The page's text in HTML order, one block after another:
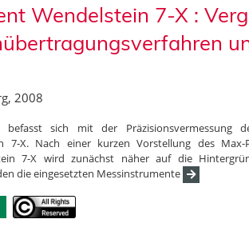
Wendelstein 7-X :
2008
befasst sich mit der Präzisionsvermessung
7-X. Nach einer kurzen Vorstellung des
7-X wird zunächst näher auf die
die eingesetzten Messinstrumente